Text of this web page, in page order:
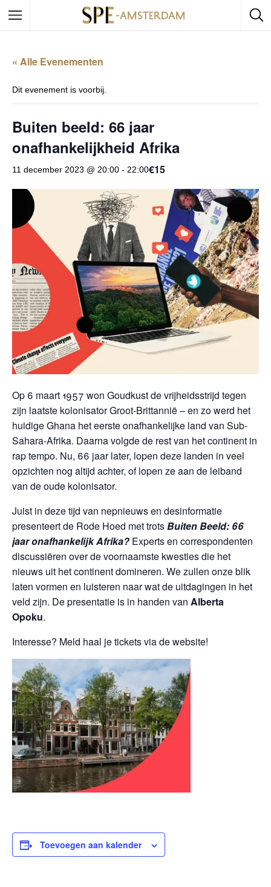
« Alle Evenementen
Dit evenement is voorbij.
Buiten beeld: 66 jaar
onafhankelijkheid Afrika
11 december 2023 @ 20:00 - 22:00€15
Op 6 maart 1957 won Goudkust de vrijheidsstrijd tegen
zijn laatste kolonisator Groot-Brittannië – en zo werd het
huidige Ghana het eerste onafhankelijke land van Sub-
Sahara-Afrika. Daarna volgde de rest van het continent in
rap tempo. Nu, 66 jaar later, lopen deze landen in veel
opzichten nog altijd achter, of lopen ze aan de leiband
van de oude kolonisator.
Juist in deze tijd van nepnieuws en desinformatie
presenteert de Rode Hoed met trotsBuiten Beeld: 66
jaar onafhankelijk Afrika? Experts en correspondenten
discussiëren over de voornaamste kwesties die het
nieuws uit het continent domineren. We zullen onze blik
laten vormen en luisteren naar wat de uitdagingen in het
veld zijn. De presentatie is in handen van Alberta
Opoku.
Interesse? Meld haal je tickets via de website!
Toevoegen aan kalender